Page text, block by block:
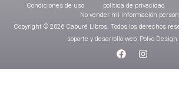
Condiciones de uso política de privacidad
No vender mi información
Copyright © 2026 Caburé Libros. Todos los derechos
soporte y desarrollo web: Polvo